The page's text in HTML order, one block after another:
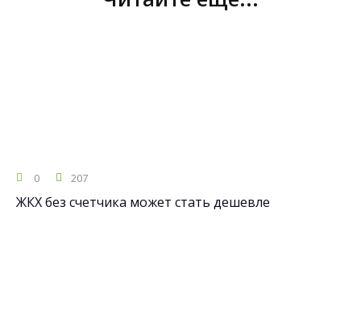
0 207
ЖКХ без счетчика может стать дешевле